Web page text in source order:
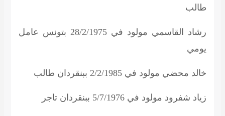
طالب
رشاد القاسمي مولود في 28/2/1975 بتونس عامل
يومي
خالد محضي مولود في 2/2/1985 ببنقردان طالب
زياد شفرود مولود في 5/7/1976 ببنقردان تاجر